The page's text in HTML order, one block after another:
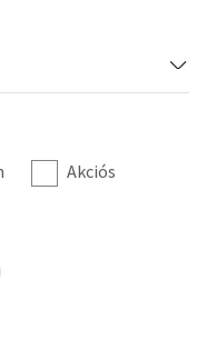
Akciós